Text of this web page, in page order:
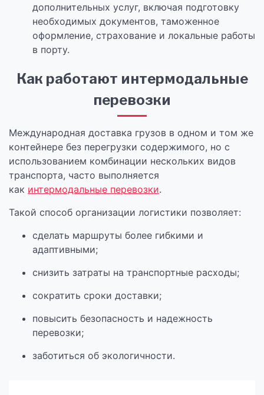
дополнительных услуг, включая подготовку
необходимых документов, таможенное
оформление, страхование и локальные работы
в порту.
Как работают интермодальные
перевозки
Международная доставка грузов в одном и том же
контейнере без перегрузки содержимого, но с
использованием комбинации нескольких видов
транспорта, часто выполняется
как интермодальные перевозки.
Такой способ организации логистики позволяет:
сделать маршруты более гибкими и
адаптивными;
снизить затраты на транспортные расходы;
сократить сроки доставки;
повысить безопасность и надежность
перевозки;
заботиться об экологичности.